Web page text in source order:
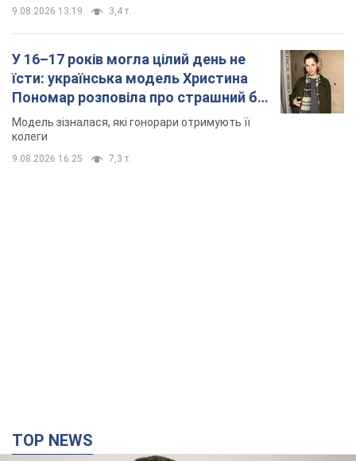
9.08.2026 13:19 3,4 т.
У 16–17 років могла цілий день не
їсти: українська модель Христина
Пономар розповіла про страшний бік
модельної кар’єри
Модель зізналася, які гонорари отримують її
колеги
9.08.2026 16:25 7,3 т.
TOP NEWS